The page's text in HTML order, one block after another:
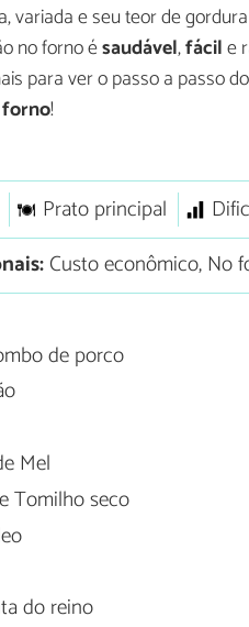
variada e seu teor de
no forno ésaudável,fácile
para ver o passo a passo
forno!
Prato principal
Custo econômico, No
de porco
Mel
Tomilho seco
do reino